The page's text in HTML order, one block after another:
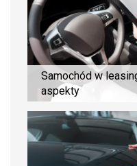
Samochód w
aspekty